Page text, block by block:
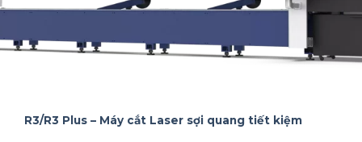
R3/R3 Plus – Máy cắt Laser sợi quang tiết kiệm